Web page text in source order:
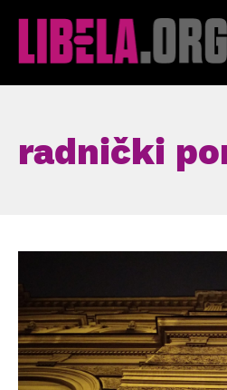
radnički